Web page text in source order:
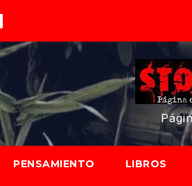
PENSAMIENTO LIBROS